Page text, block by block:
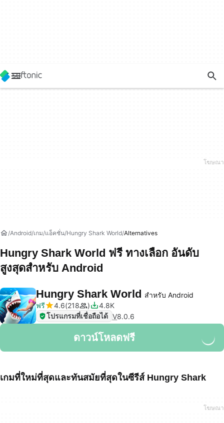
Android เกม แอ็คชั่น Hungry Shark World Alternatives
Hungry Shark World ฟรี ทางเลือก อันดับ
สูงสุดสำหรับ Android
Hungry Shark World สำหรับ Android
ฟรี
4.6 218
4.8K
โปรแกรมที่เชื่อถือได้ V8.0.6
ดาวน์โหลดฟรี
เกมที่ใหม่ที่สุดและทันสมัยที่สุดในซีรีส์ Hungry Shark